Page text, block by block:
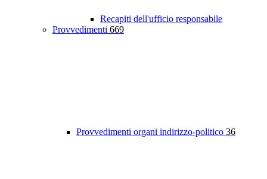
Recapiti dell'ufficio responsabile
Provvedimenti 669
Provvedimenti organi indirizzo-politico 36